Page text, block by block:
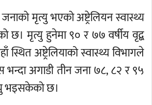
मृत्यु भएको अष्ट्रेलियन स्वास्थ्य
छ। मृत्यु हुनेमा ९० र ७७ वर्षीय वृद्ब
स्थित अष्ट्रेलियाको स्वास्थ्य विभागले
अगाडी तीन जना ७८, ८२ र ९५
भइसकेको छ।